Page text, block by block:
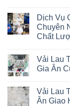
Dịch Vụ
Chuyên
Chất
Vải Lau
Gia Ân
Vải Lau
Ân Giao